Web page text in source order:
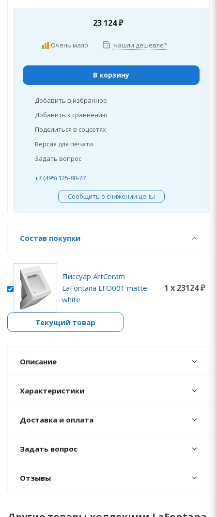
23 124₽
Очень мало Нашли дешевле?
В корзину
Добавить в избранное
Добавить к сравнению
Поделиться в соцсетях
Версия для печати
Задать вопрос
+7 (495) 125-80-77
Сообщить о снижении цены
Состав покупки
Писсуар ArtCeram
LaFontana LFO001 matte
white
1 x 23124 ₽
Текущий товар
Описание
Характеристики
Доставка и оплата
Задать вопрос
Отзывы